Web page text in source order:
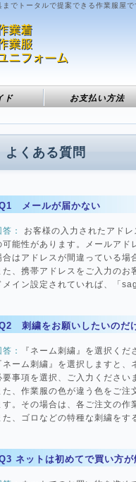
でトータルで提案できる作業服屋で
ド お支払い方法
よくある質問
メールが届かない
答：
お客様の入力されたアド
可能性があります。メールアド
合はアドレスが間違っている場
た、携帯アドレスをご入力の
メイン設定されていれば、「
刺繍をお願いしたいのだ
答：
『ネーム刺繍』を選択くだ
ネーム刺繍』を選択しますと
要事項を選択、ご入力ください
た、作業服の色が違う色をご
す。その場合は、各ご注文の
た、ゴロなどの特種な刺繍を
ネットは初めてで買い方